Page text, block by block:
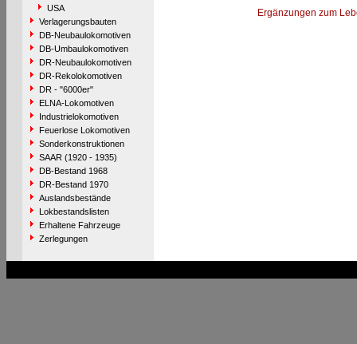
USA
Verlagerungsbauten
DB-Neubaulokomotiven
DB-Umbaulokomotiven
DR-Neubaulokomotiven
DR-Rekolokomotiven
DR - "6000er"
ELNA-Lokomotiven
Industrielokomotiven
Feuerlose Lokomotiven
Sonderkonstruktionen
SAAR (1920 - 1935)
DB-Bestand 1968
DR-Bestand 1970
Auslandsbestände
Lokbestandslisten
Erhaltene Fahrzeuge
Zerlegungen
Ergänzungen zum